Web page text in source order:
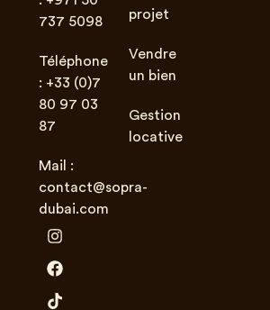
737 5098
Téléphone
: +33 (0)7
80 97 03
87
Mail :
contact@sopra-
dubai.com
projet
Vendre
un bien
Gestion
locative